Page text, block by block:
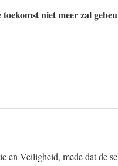
niet meer zal
en Veiligheid, mede dat de